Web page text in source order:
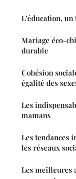
L'éducation,
Mariage éco-
durable
Cohésion
égalité des
Les
mamans
Les tendances
les réseaux
Les meilleures